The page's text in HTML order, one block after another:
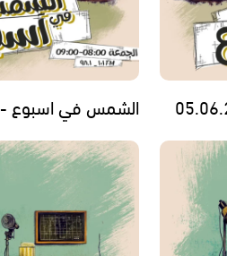
الشمس في اسبوع - 29.05.2026